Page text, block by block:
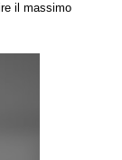
il massimo